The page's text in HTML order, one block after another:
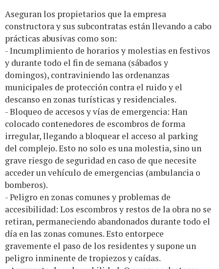
Aseguran los propietarios que la empresa
constructora y sus subcontratas están llevando a cabo
prácticas abusivas como son:
- Incumplimiento de horarios y molestias en festivos
y durante todo el fin de semana (sábados y
domingos), contraviniendo las ordenanzas
municipales de protección contra el ruido y el
descanso en zonas turísticas y residenciales.
- Bloqueo de accesos y vías de emergencia: Han
colocado contenedores de escombros de forma
irregular, llegando a bloquear el acceso al parking
del complejo. Esto no solo es una molestia, sino un
grave riesgo de seguridad en caso de que necesite
acceder un vehículo de emergencias (ambulancia o
bomberos).
- Peligro en zonas comunes y problemas de
accesibilidad: Los escombros y restos de la obra no se
retiran, permaneciendo abandonados durante todo el
día en las zonas comunes. Esto entorpece
gravemente el paso de los residentes y supone un
peligro inminente de tropiezos y caídas.